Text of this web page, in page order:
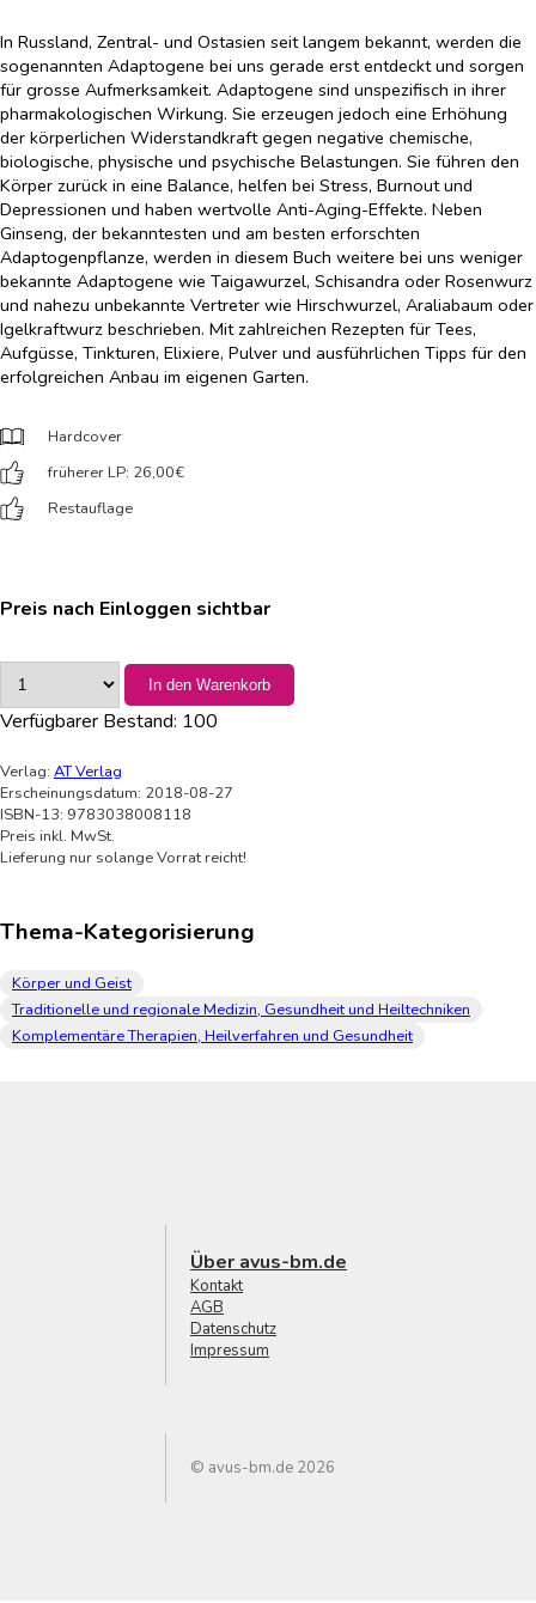
In Russland, Zentral- und Ostasien seit langem bekannt, werden die
sogenannten Adaptogene bei uns gerade erst entdeckt und sorgen
für grosse Aufmerksamkeit. Adaptogene sind unspezifisch in ihrer
pharmakologischen Wirkung. Sie erzeugen jedoch eine Erhöhung
der körperlichen Widerstandkraft gegen negative chemische,
biologische, physische und psychische Belastungen. Sie führen den
Körper zurück in eine Balance, helfen bei Stress, Burnout und
Depressionen und haben wertvolle Anti-Aging-Effekte. Neben
Ginseng, der bekanntesten und am besten erforschten
Adaptogenpflanze, werden in diesem Buch weitere bei uns weniger
bekannte Adaptogene wie Taigawurzel, Schisandra oder Rosenwurz
und nahezu unbekannte Vertreter wie Hirschwurzel, Araliabaum oder
Igelkraftwurz beschrieben. Mit zahlreichen Rezepten für Tees,
Aufgüsse, Tinkturen, Elixiere, Pulver und ausführlichen Tipps für den
erfolgreichen Anbau im eigenen Garten.
Hardcover
früherer LP: 26,00€
Restauflage
Preis nach Einloggen sichtbar
In den Warenkorb
Verfügbarer Bestand: 100
Verlag: AT Verlag
Erscheinungsdatum: 2018-08-27
ISBN-13: 9783038008118
Preis inkl. MwSt.
Lieferung nur solange Vorrat reicht!
Thema-Kategorisierung
Körper und Geist
Traditionelle und regionale Medizin, Gesundheit und Heiltechniken
Komplementäre Therapien, Heilverfahren und Gesundheit
Über avus-bm.de
Kontakt
AGB
Datenschutz
Impressum
© avus-bm.de 2026